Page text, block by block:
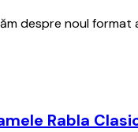
despre noul format
Rabla